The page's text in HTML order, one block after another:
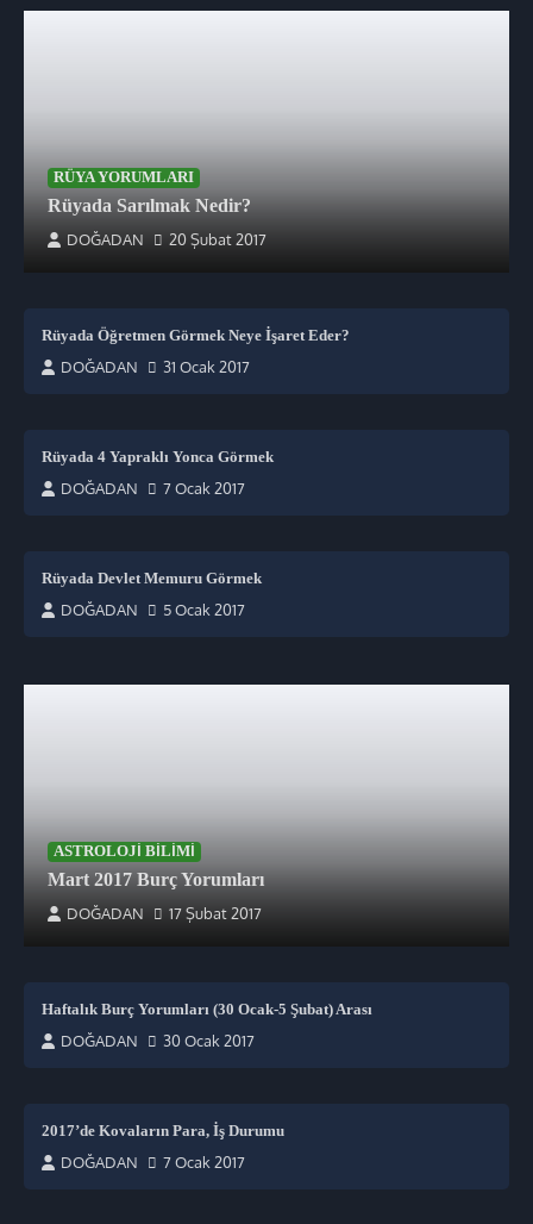
RÜYA YORUMLARI
Rüyada Sarılmak Nedir?
DOĞADAN 20 Şubat 2017
Rüyada Öğretmen Görmek Neye İşaret Eder?
DOĞADAN 31 Ocak 2017
Rüyada 4 Yapraklı Yonca Görmek
DOĞADAN 7 Ocak 2017
Rüyada Devlet Memuru Görmek
DOĞADAN 5 Ocak 2017
ASTROLOJI BILIMI
Mart 2017 Burç Yorumları
DOĞADAN 17 Şubat 2017
Haftalık Burç Yorumları (30 Ocak-5 Şubat) Arası
DOĞADAN 30 Ocak 2017
2017’de Kovaların Para, İş Durumu
DOĞADAN 7 Ocak 2017